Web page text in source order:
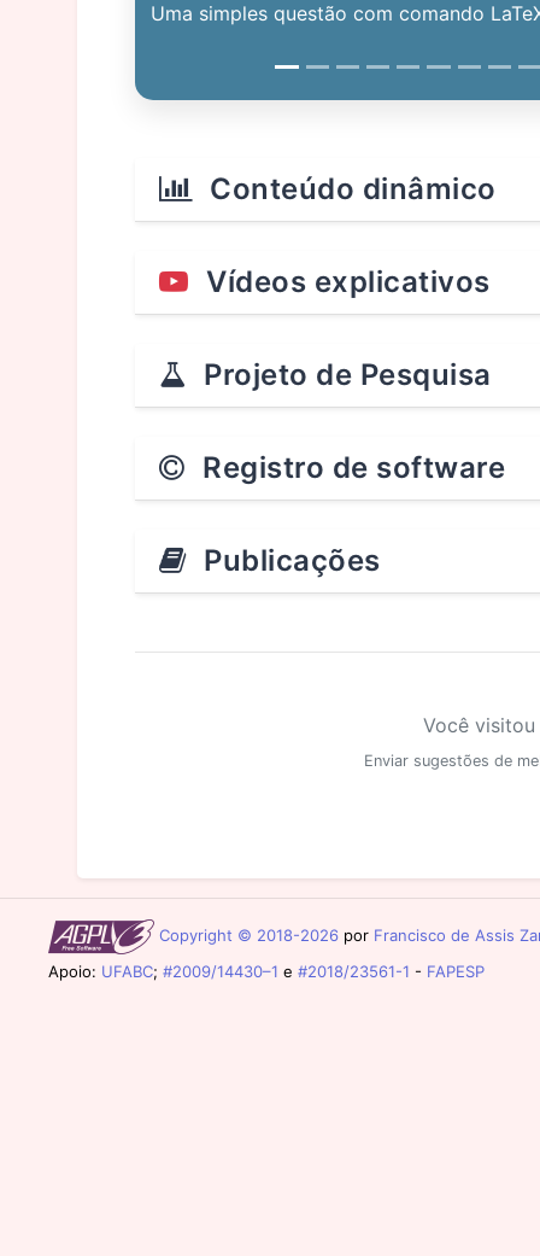
Uma simples questão com comando
Conteúdo dinâmico
Vídeos explicativos
Projeto de Pesquisa
Registro de software
Publicações
Você
Enviar sugestões de
Copyright © 2018-2026 por Francisco de Assis
Apoio: UFABC; #2009/14430–1 e #2018/23561-1 - FAPESP